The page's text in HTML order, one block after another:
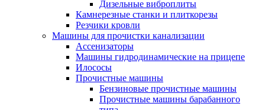
Дизельные виброплиты
Камнерезные станки и плиткорезы
Резчики кровли
Машины для прочистки канализации
Ассенизаторы
Машины гидродинамические на прицепе
Илососы
Прочистные машины
Бензиновые прочистные машины
Прочистные машины барабанного